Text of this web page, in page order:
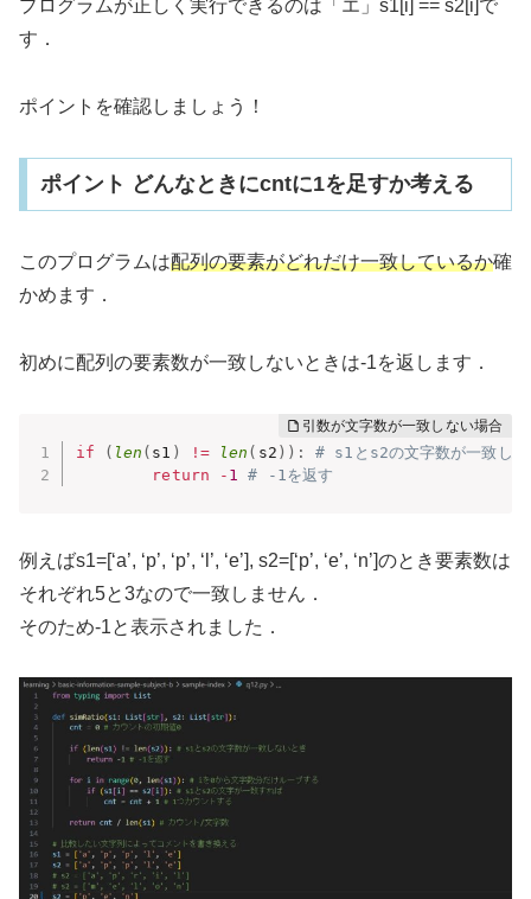
プログラムが正しく実行できるのは「エ」s1[i] == s2[i]で
す．
ポイントを確認しましょう！
ポイント どんなときにcntに1を足すか考える
このプログラムは配列の要素がどれだけ一致しているか確
かめます．
初めに配列の要素数が一致しないときは-1を返します．
if ( len ( s1 ) != len ( s2 ) ) :
# s1とs2の文字数が一致しな
return
- 1 # -1を返す
例えばs1=[‘a’, ‘p’, ‘p’, ‘l’, ‘e’], s2=[‘p’, ‘e’, ‘n’]のとき要素数は
それぞれ5と3なので一致しません．
そのため-1と表示されました．